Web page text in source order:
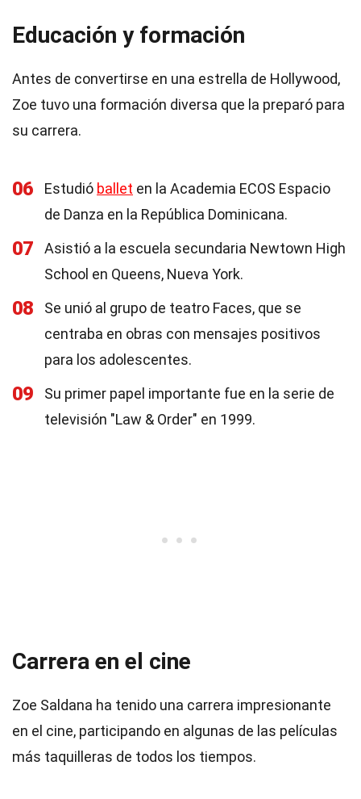
Educación y formación
Antes de convertirse en una estrella de Hollywood,
Zoe tuvo una formación diversa que la preparó para
su carrera.
06 Estudió ballet en la Academia ECOS Espacio
de Danza en la República Dominicana.
07
Asistió a la escuela secundaria Newtown High
School en Queens, Nueva York.
08
Se unió al grupo de teatro Faces, que se
centraba en obras con mensajes positivos
para los adolescentes.
09
Su primer papel importante fue en la serie de
televisión "Law & Order" en 1999.
Carrera en el cine
Zoe Saldana ha tenido una carrera impresionante
en el cine, participando en algunas de las películas
más taquilleras de todos los tiempos.